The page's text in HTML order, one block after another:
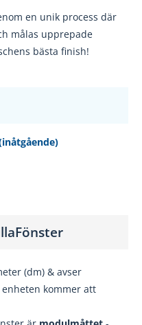
en unik process där
målas upprepade
bästa finish!
(dm) & avser
kommer att